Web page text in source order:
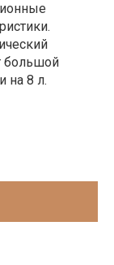
большой
на 8 л.